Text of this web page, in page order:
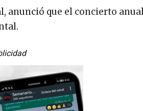
anunció que el concierto